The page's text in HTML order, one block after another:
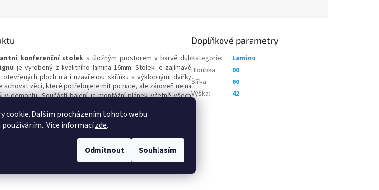
cookie. Dalším procházením tohoto webu
Více informacízde.
Odmítnout Souhlasím
konferenční stolek s úložným prostorem v barvě dub
je vyrobený z kvalitního lamina 16mm. Stolek je zajímavě
otevřených ploch má i uzavřenou skříňku s výklopnými dvířky
schovat věci, které potřebujete mít po ruce, ale zároveň ne na
v demontu. Součástí balení je montážní plánek včetně všech
Doplňkové parametry
Kategorie:
Lamino
Hloubka:
90
Šířka:
60
Výška: 42